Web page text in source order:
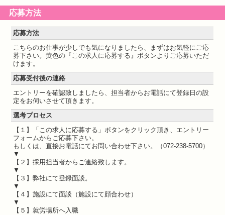
応募方法
応募方法
こちらのお仕事が少しでも気になりましたら、まずはお気軽にご応
募下さい。黄色の『この求人に応募する』ボタンよりご応募いただ
けます。
応募受付後の連絡
エントリーを確認致しましたら、担当者からお電話にて登録日の設
定をお伺いさせて頂きます。
選考プロセス
【１】「この求人に応募する」ボタンをクリック頂き、エントリー
フォームからご応募下さい。
もしくは、直接お電話にてお問い合わせ下さい。（072-238-5700）
▼
【２】採用担当者からご連絡致します。
▼
【３】弊社にて登録面談。
▼
【４】施設にて面談（施設にて顔合わせ）
▼
【５】就労場所へ入職